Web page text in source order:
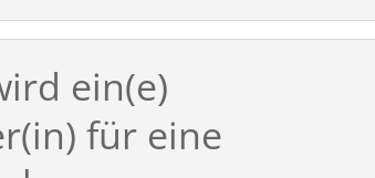
ein(e)
für eine